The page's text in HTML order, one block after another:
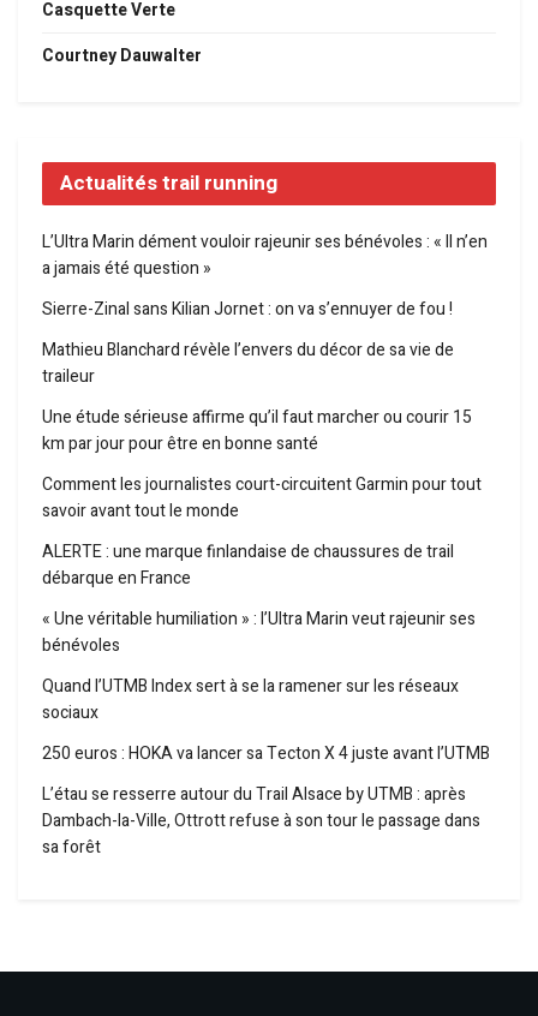
Casquette Verte
Courtney Dauwalter
Actualités trail running
L’Ultra Marin dément vouloir rajeunir ses bénévoles : « Il n’en
a jamais été question »
Sierre-Zinal sans Kilian Jornet : on va s’ennuyer de fou !
Mathieu Blanchard révèle l’envers du décor de sa vie de
traileur
Une étude sérieuse affirme qu’il faut marcher ou courir 15
km par jour pour être en bonne santé
Comment les journalistes court-circuitent Garmin pour tout
savoir avant tout le monde
ALERTE : une marque finlandaise de chaussures de trail
débarque en France
« Une véritable humiliation » : l’Ultra Marin veut rajeunir ses
bénévoles
Quand l’UTMB Index sert à se la ramener sur les réseaux
sociaux
250 euros : HOKA va lancer sa Tecton X 4 juste avant l’UTMB
L’étau se resserre autour du Trail Alsace by UTMB : après
Dambach-la-Ville, Ottrott refuse à son tour le passage dans
sa forêt